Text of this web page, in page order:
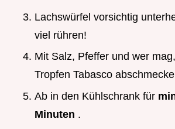
Lachswürfel vorsichtig
viel rühren!
Mit Salz, Pfeffer und wer
Tropfen Tabasco
Ab in den Kühlschrank für
Minuten .